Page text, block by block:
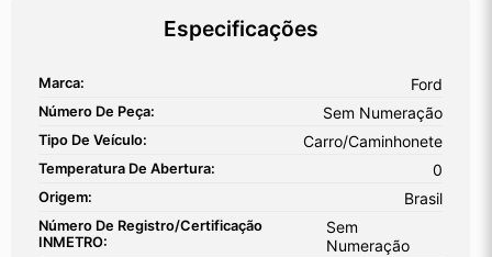
Especificações
Marca: Ford
Número De Peça: Sem Numeração
Tipo De Veículo: Carro/Caminhonete
Temperatura De Abertura: 0
Origem: Brasil
Número De Registro/certificação
INMETRO:
Sem
Numeração